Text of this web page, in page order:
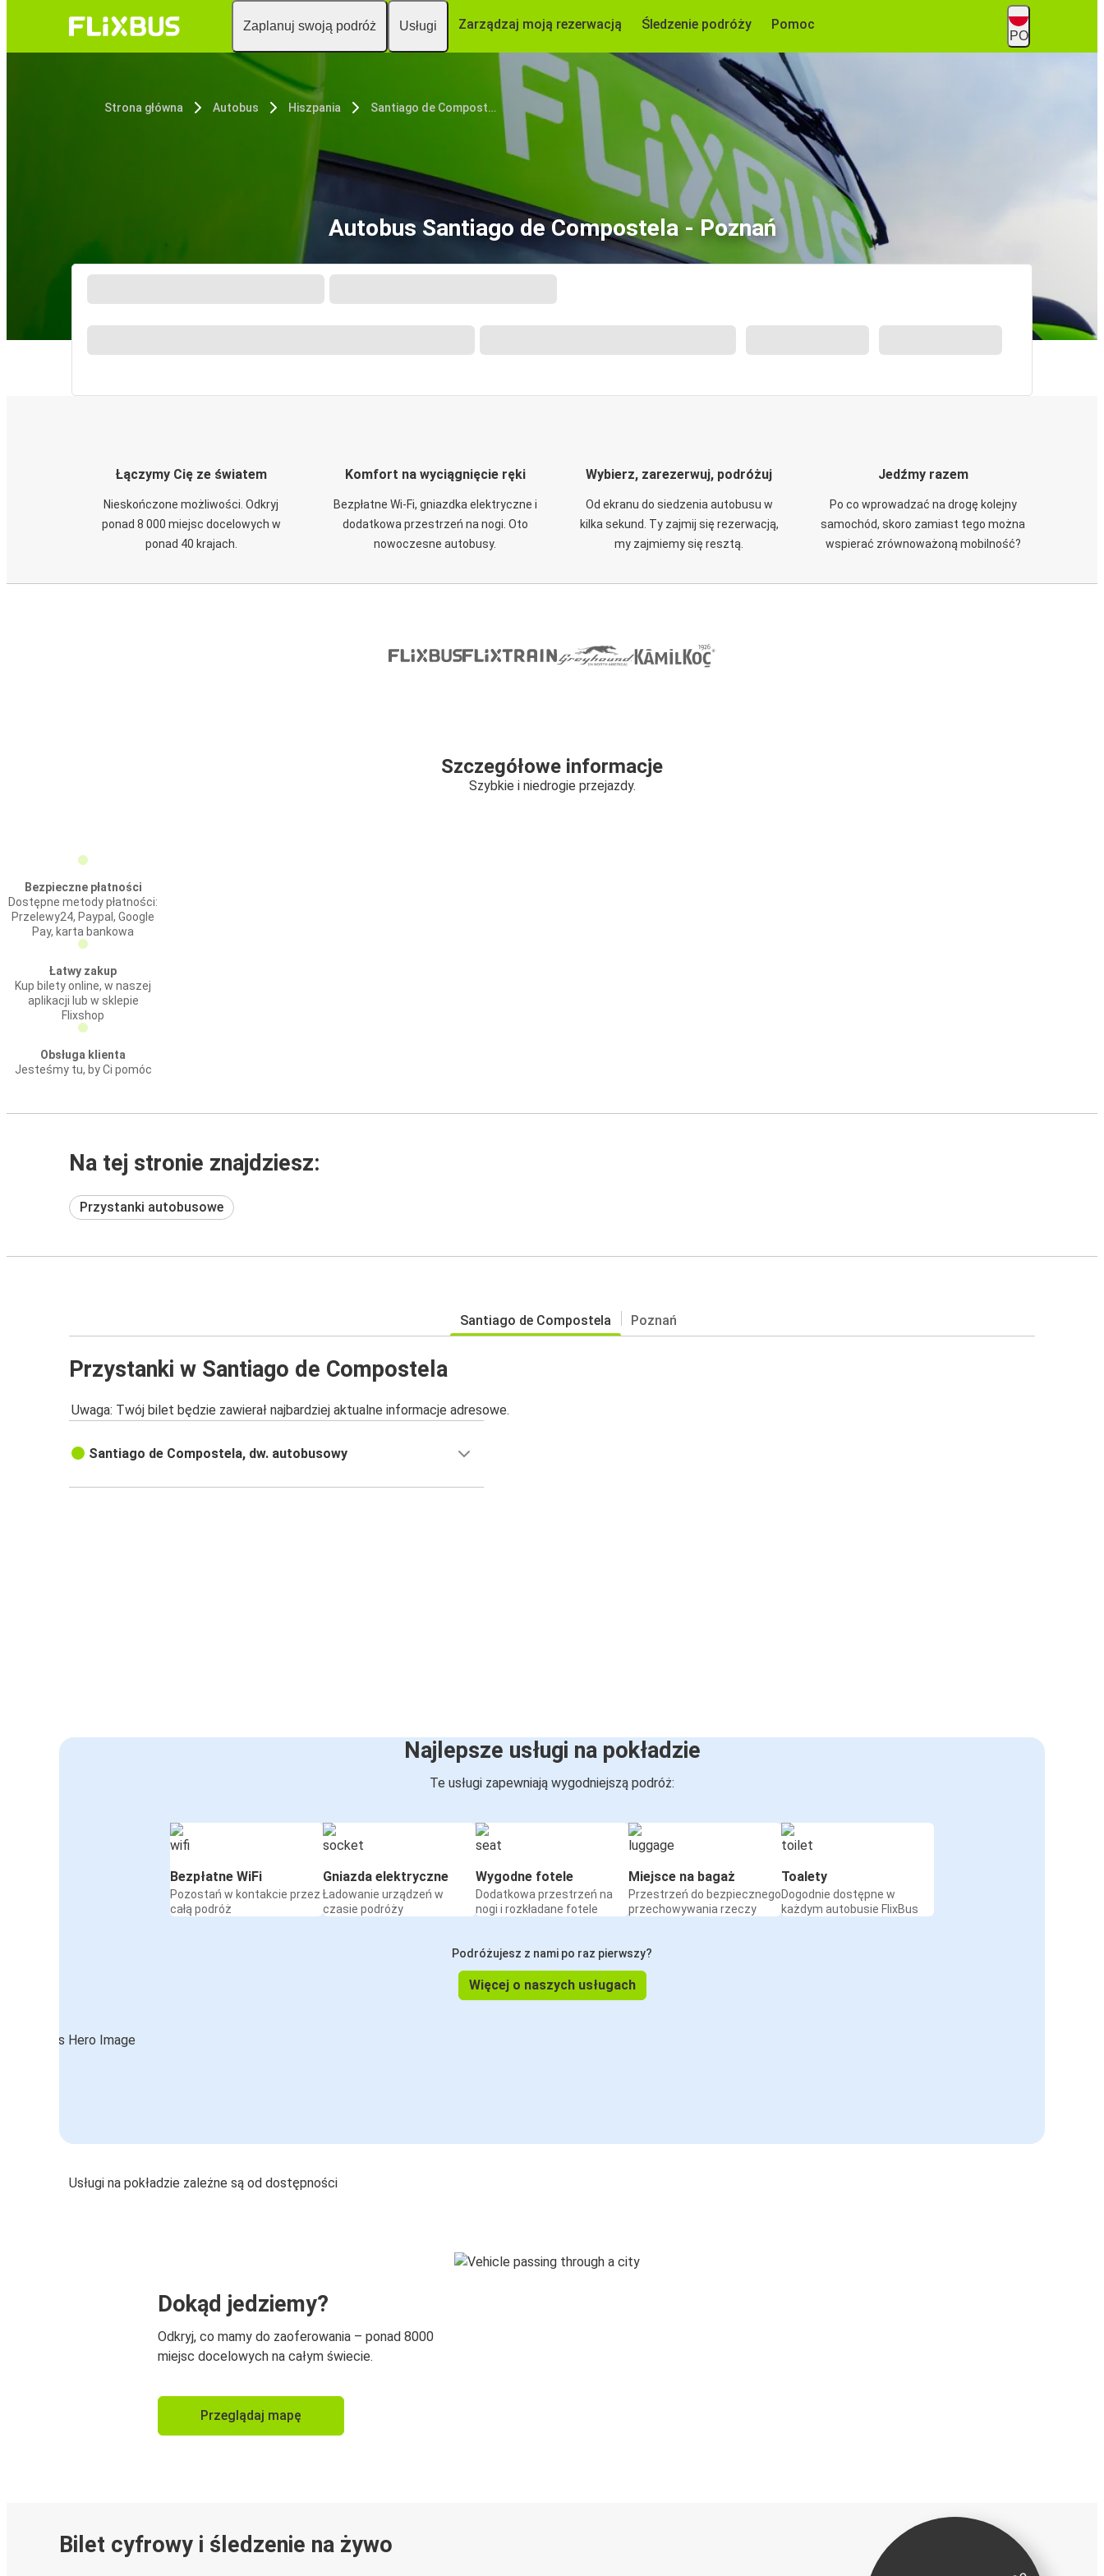
Zaplanuj swoją podróż Usługi Zarządzaj moją rezerwacją Śledzenie podróży Pomoc
PO
Strona główna Autobus Hiszpania Santiago de Compostela
Autobus Santiago de Compostela - Poznań
Łączymy Cię ze światem
Nieskończone możliwości. Odkryj
ponad 8 000 miejsc docelowych w
ponad 40 krajach.
Komfort na wyciągnięcie ręki
Bezpłatne Wi-Fi, gniazdka elektryczne i
dodatkowa przestrzeń na nogi. Oto
nowoczesne autobusy.
Wybierz, zarezerwuj, podróżuj
Od ekranu do siedzenia autobusu w
kilka sekund. Ty zajmij się rezerwacją,
my zajmiemy się resztą.
Jedźmy razem
Po co wprowadzać na drogę kolejny
samochód, skoro zamiast tego można
wspierać zrównoważoną mobilność?
Szczegółowe informacje
Szybkie i niedrogie przejazdy.
Bezpieczne płatności
Dostępne metody płatności:
Przelewy24, Paypal, Google
Pay, karta bankowa
Łatwy zakup
Kup bilety online, w naszej
aplikacji lub w sklepie
Flixshop
Obsługa klienta
Jesteśmy tu, by Ci pomóc
Na tej stronie znajdziesz:
Przystanki autobusowe
Santiago de Compostela Poznań
Przystanki w Santiago de Compostela
Uwaga: Twój bilet będzie zawierał najbardziej aktualne informacje adresowe.
Santiago de Compostela, dw. autobusowy
Najlepsze usługi na pokładzie
Te usługi zapewniają wygodniejszą podróż:
Bezpłatne WiFi
Pozostań w kontakcie przez
całą podróż
Gniazda elektryczne
Ładowanie urządzeń w
czasie podróży
Wygodne fotele
Dodatkowa przestrzeń na
nogi i rozkładane fotele
Miejsce na bagaż
Przestrzeń do bezpiecznego
przechowywania rzeczy
Toalety
Dogodnie dostępne w
każdym autobusie FlixBus
Podróżujesz z nami po raz pierwszy?
Więcej o naszych usługach
Usługi na pokładzie zależne są od dostępności
Dokąd jedziemy?
Odkryj, co mamy do zaoferowania – ponad 8000
miejsc docelowych na całym świecie.
Przeglądaj mapę
Bilet cyfrowy i śledzenie na żywo